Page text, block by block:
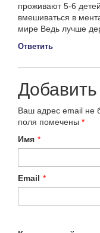
проживают 5-6
вмешиваться в
мире Ведь лучше
Ответить
Ваш адрес email не
поля помечены *
Имя *
Email *